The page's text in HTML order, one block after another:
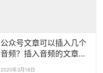
公众号文章可以插入几个
音频？插入音频的文章如
2020年3月18日